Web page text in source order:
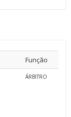
Função
ÁRBITRO